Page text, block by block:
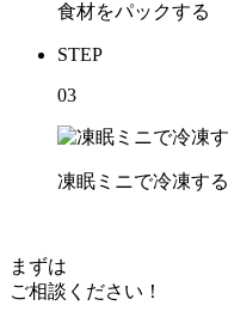
食材をパックする
STEP
03
凍眠ミニで冷凍する
まずは
ご相談ください！